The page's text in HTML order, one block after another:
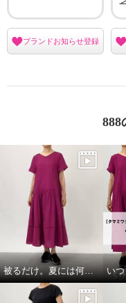
キョウコ ヒガ チュールレ
プルオーバー
グリーン
ブランドお知らせ登録
888
被るだけ。夏には何より！ い